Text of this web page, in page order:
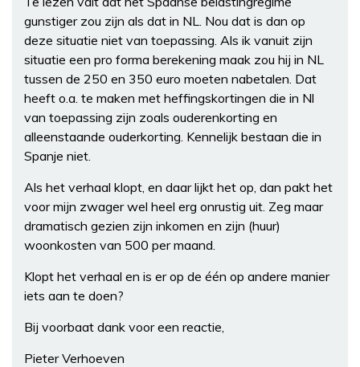
gunstiger zou zijn als dat in NL. Nou dat is dan op
deze situatie niet van toepassing. Als ik vanuit zijn
situatie een pro forma berekening maak zou hij in NL
tussen de 250 en 350 euro moeten nabetalen. Dat
heeft o.a. te maken met heffingskortingen die in Nl
van toepassing zijn zoals ouderenkorting en
alleenstaande ouderkorting. Kennelijk bestaan die in
Spanje niet.
Als het verhaal klopt, en daar lijkt het op, dan pakt het
voor mijn zwager wel heel erg onrustig uit. Zeg maar
dramatisch gezien zijn inkomen en zijn (huur)
woonkosten van 500 per maand.
Klopt het verhaal en is er op de één op andere manier
iets aan te doen?
Bij voorbaat dank voor een reactie,
Pieter Verhoeven